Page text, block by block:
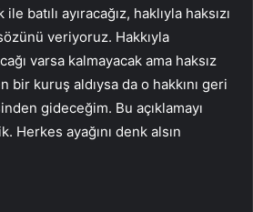
batılı ayıracağız, haklıyla haksızı
veriyoruz. Hakkıyla
varsa kalmayacak ama haksız
bir kuruş aldıysa da o hakkını geri
gideceğim. Bu açıklamayı
Herkes ayağını denk alsın